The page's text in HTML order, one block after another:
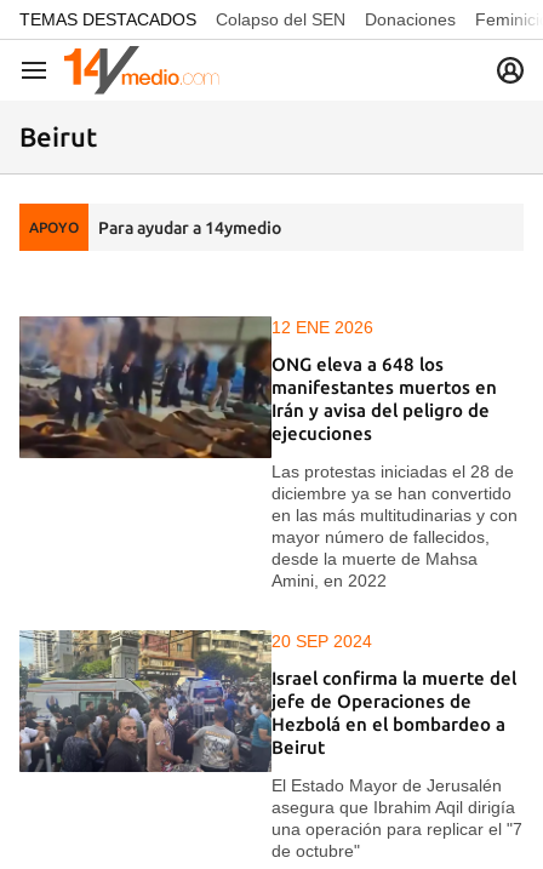
common.go-to-content
TEMAS DESTACADOS Colapso del SEN Donaciones
Navegación
Beirut
APOYO Para ayudar a 14ymedio
12 ENE 2026
ONG eleva a 648 los
manifestantes muertos en
Irán y avisa del peligro de
ejecuciones
Las protestas iniciadas el 28 de
diciembre ya se han convertido
en las más multitudinarias y con
mayor número de fallecidos,
desde la muerte de Mahsa
Amini, en 2022
20 SEP 2024
Israel confirma la muerte del
jefe de Operaciones de
Hezbolá en el bombardeo a
Beirut
El Estado Mayor de Jerusalén
asegura que Ibrahim Aqil dirigía
una operación para replicar el "7
de octubre"